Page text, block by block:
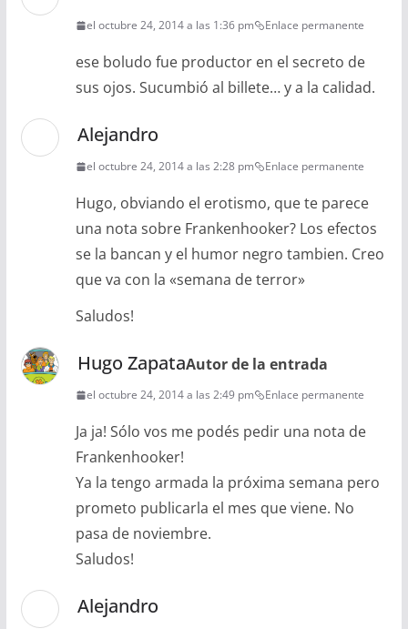
el octubre 24, 2014 a las 1:36 pm Enlace permanente
ese boludo fue productor en el secreto de
sus ojos. Sucumbió al billete… y a la calidad.
Alejandro
el octubre 24, 2014 a las 2:28 pm Enlace permanente
Hugo, obviando el erotismo, que te parece
una nota sobre Frankenhooker? Los efectos
se la bancan y el humor negro tambien. Creo
que va con la «semana de terror»
Saludos!
Hugo ZapataAutor de la entrada
el octubre 24, 2014 a las 2:49 pm Enlace permanente
Ja ja! Sólo vos me podés pedir una nota de
Frankenhooker!
Ya la tengo armada la próxima semana pero
prometo publicarla el mes que viene. No
pasa de noviembre.
Saludos!
Alejandro